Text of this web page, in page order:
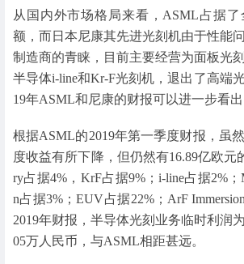
从国内外市场格局来看，ASML占据
额，而日本尼康其先进光刻机由于性能
制造商的青睐，目前主要经营为面板光
半导体i-line和Kr-F光刻机，退出了高端
19年ASML和尼康的财报可以进一步看出
根据ASML的2019年第一季度财报，虽
度收益有所下降，但仍然有16.89亿欧元
ry占据4%，KrF占据9%；i-line占据2%；
n占据3%；EUV占据22%；ArF
2019年财报，半导体光刻业务临时利润
05万人民币，与ASML相距甚远。